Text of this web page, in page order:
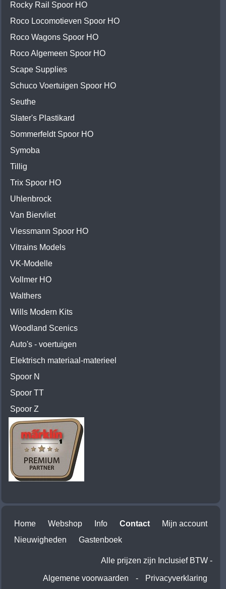
Rocky Rail Spoor HO
Roco Locomotieven Spoor HO
Roco Wagons Spoor HO
Roco Algemeen Spoor HO
Scape Supplies
Schuco Voertuigen Spoor HO
Seuthe
Slater's Plastikard
Sommerfeldt Spoor HO
Symoba
Tillig
Trix Spoor HO
Uhlenbrock
Van Biervliet
Viessmann Spoor HO
Vitrains Models
VK-Modelle
Vollmer HO
Walthers
Wills Modern Kits
Woodland Scenics
Auto's - voertuigen
Elektrisch materiaal-materieel
Spoor N
Spoor TT
Spoor Z
Home Webshop Info Contact
Mijn account
Nieuwigheden
Gastenboek
Alle prijzen zijn Inclusief BTW -
Algemene voorwaarden - Privacyverklaring